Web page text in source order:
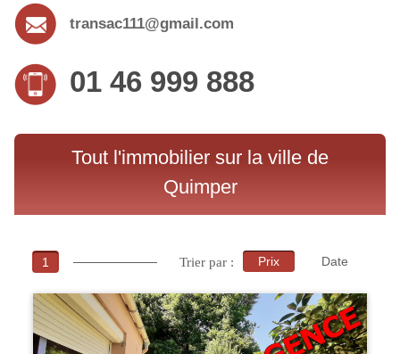
transac111@gmail.com
01 46 999 888
Tout l'immobilier sur la ville de
Quimper
1 Trier par : Prix Date